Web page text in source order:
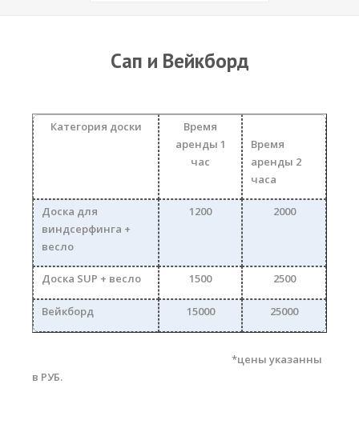
Активности
Вингфойлинг
Виндсерфинг
Кайтсерфинг
Новости
Медиа
Медиа архив
Сап и Вейкборд
Категория доски
Время
аренды 1
час
Время
аренды 2
часа
Доска для
виндсерфинга +
весло
1200 2000
Доска SUP + весло 1500 2500
Вейкборд 15000 25000
*цены указанны
в РУБ.